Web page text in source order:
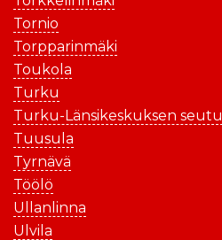
Tornio
Torpparinmäki
Toukola
Turku
Turku-Länsikeskuksen seutu
Tuusula
Tyrnävä
Töölö
Ullanlinna
Ulvila